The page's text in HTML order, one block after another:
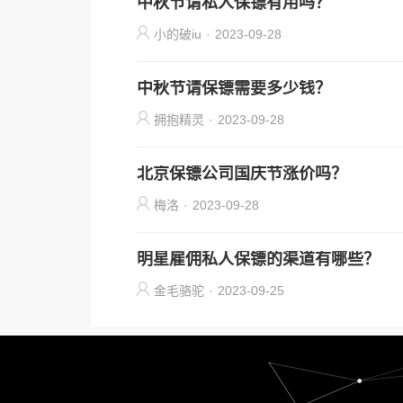
小的破iu · 2023-09-28
中秋节请保镖需要多少钱？
拥抱精灵 · 2023-09-28
北京保镖公司国庆节涨价吗？
梅洛 · 2023-09-28
明星雇佣私人保镖的渠道有哪些？
金毛骆驼 · 2023-09-25